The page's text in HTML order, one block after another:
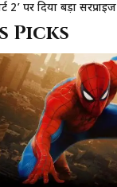
2’ पर दिया बड़ा
Picks